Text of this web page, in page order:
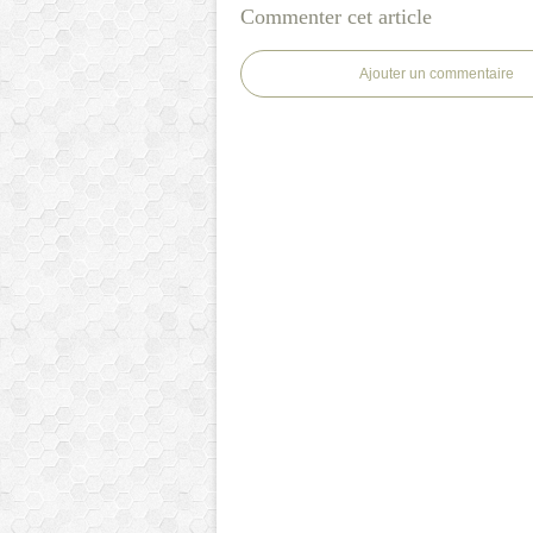
Commenter cet article
Ajouter un commentaire